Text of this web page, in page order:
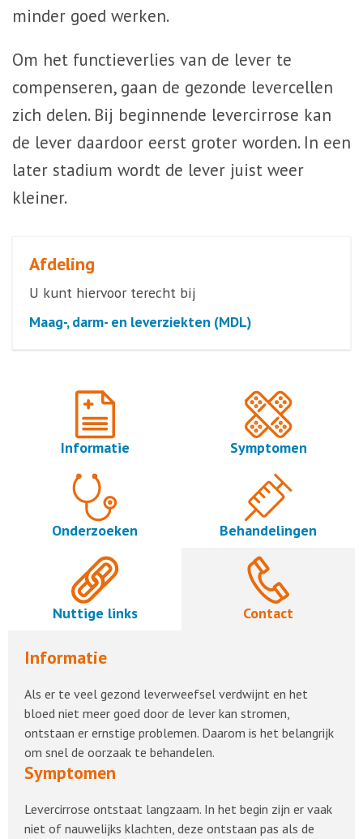
minder goed werken.
Om het functieverlies van de lever te
compenseren, gaan de gezonde levercellen
zich delen. Bij beginnende levercirrose kan
de lever daardoor eerst groter worden. In een
later stadium wordt de lever juist weer
kleiner.
Afdeling
U kunt hiervoor terecht bij
Maag-, darm- en leverziekten (MDL)
Informatie Symptomen
Onderzoeken Behandelingen
Nuttige links Contact
Informatie
Als er te veel gezond leverweefsel verdwijnt en het
bloed niet meer goed door de lever kan stromen,
ontstaan er ernstige problemen. Daarom is het belangrijk
om snel de oorzaak te behandelen.
Symptomen
Levercirrose ontstaat langzaam. In het begin zijn er vaak
niet of nauwelijks klachten, deze ontstaan pas als de